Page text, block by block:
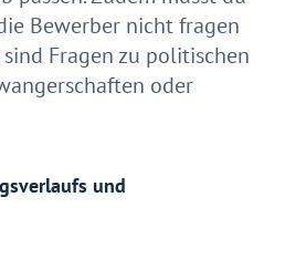
Bewerber nicht fragen
Fragen zu politischen
oder
und